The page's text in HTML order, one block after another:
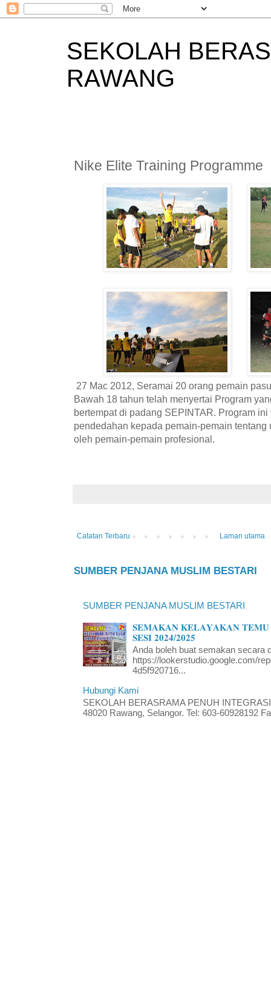
SEKOLAH
RAWANG
Nike Elite Training Programme
27 Mac 2012, Seramai 20 orang pemain
Bawah 18 tahun telah menyertai Program
bertempat di padang SEPINTAR. Program
pendedahan kepada pemain-pemain
oleh pemain-pemain profesional.
Catatan Terbaru Laman utama
SUMBER PENJANA MUSLIM BESTARI
SUMBER PENJANA MUSLIM BESTARI
𝐒𝐄𝐌𝐀𝐊𝐀𝐍 𝐊𝐄𝐋𝐀𝐘𝐀𝐊𝐀𝐍 𝐓𝐄𝐌𝐔
𝐒𝐄𝐒𝐈 𝟐𝟎𝟐𝟒/𝟐𝟎𝟐𝟓
Anda boleh buat semakan secara
https://lookerstudio.google.com/
4d5f920716...
Hubungi Kami
SEKOLAH BERASRAMA PENUH
48020 Rawang, Selangor. Tel: 603-60928192